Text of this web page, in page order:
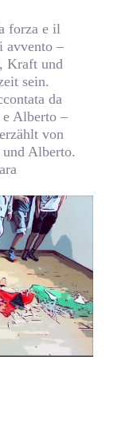
forza e il
avvento –
Kraft und
sein.
da
Alberto –
von
Alberto.